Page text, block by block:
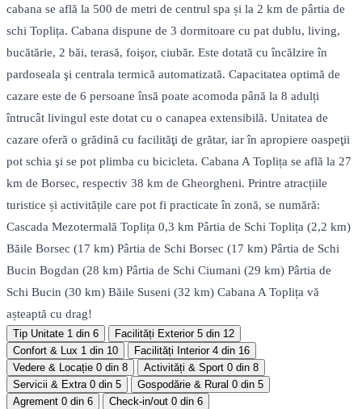
cabana se află la 500 de metri de centrul spa și la 2 km de pârtia de
schi Toplița. Cabana dispune de 3 dormitoare cu pat dublu, living,
bucătărie, 2 băi, terasă, foişor, ciubăr. Este dotată cu încălzire în
pardoseala şi centrala termică automatizată. Capacitatea optimă de
cazare este de 6 persoane însă poate acomoda până la 8 adulți
întrucât livingul este dotat cu o canapea extensibilă. Unitatea de
cazare oferă o grădină cu facilităţi de grătar, iar în apropiere oaspeţii
pot schia şi se pot plimba cu bicicleta. Cabana A Toplița se află la 27
km de Borsec, respectiv 38 km de Gheorgheni. Printre atracțiile
turistice și activitățile care pot fi practicate în zonă, se numără:
Cascada Mezotermală Toplița 0,3 km Pârtia de Schi Toplița (2,2 km)
Băile Borsec (17 km) Pârtia de Schi Borsec (17 km) Pârtia de Schi
Bucin Bogdan (28 km) Pârtia de Schi Ciumani (29 km) Pârtia de
Schi Bucin (30 km) Băile Suseni (32 km) Cabana A Toplița vă
așteaptă cu drag!
Tip Unitate 1 din 6 Facilități Exterior 5 din 12
Confort & Lux 1 din 10 Facilități Interior 4 din 16
Vedere & Locație 0 din 8 Activități & Sport 0 din 8
Servicii & Extra 0 din 5 Gospodărie & Rural 0 din 5
Agrement 0 din 6 Check-in/out 0 din 6